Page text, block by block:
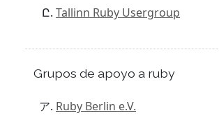
Tallinn Ruby Usergroup
Grupos de apoyo a ruby
Ruby Berlin e.V.